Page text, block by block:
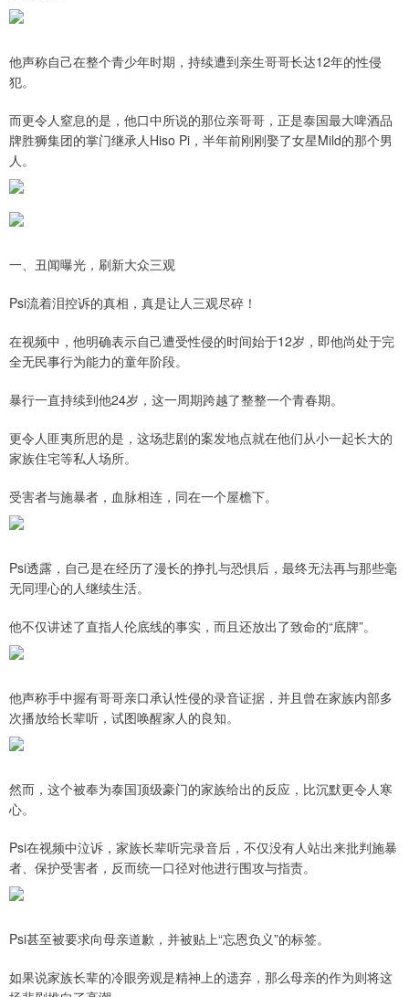
他声称自己在整个青少年时期，持续遭到亲生哥哥长达12年的性侵
犯。
而更令人窒息的是，他口中所说的那位亲哥哥，正是泰国最大啤酒品
牌胜狮集团的掌门继承人Hiso Pi，半年前刚刚娶了女星Mild的那个男
人。
一、丑闻曝光，刷新大众三观
Psi流着泪控诉的真相，真是让人三观尽碎！
在视频中，他明确表示自己遭受性侵的时间始于12岁，即他尚处于完
全无民事行为能力的童年阶段。
暴行一直持续到他24岁，这一周期跨越了整整一个青春期。
更令人匪夷所思的是，这场悲剧的案发地点就在他们从小一起长大的
家族住宅等私人场所。
受害者与施暴者，血脉相连，同在一个屋檐下。
Psi透露，自己是在经历了漫长的挣扎与恐惧后，最终无法再与那些毫
无同理心的人继续生活。
他不仅讲述了直指人伦底线的事实，而且还放出了致命的“底牌”。
他声称手中握有哥哥亲口承认性侵的录音证据，并且曾在家族内部多
次播放给长辈听，试图唤醒家人的良知。
然而，这个被奉为泰国顶级豪门的家族给出的反应，比沉默更令人寒
心。
Psi在视频中泣诉，家族长辈听完录音后，不仅没有人站出来批判施暴
者、保护受害者，反而统一口径对他进行围攻与指责。
Psi甚至被要求向母亲道歉，并被贴上“忘恩负义”的标签。
如果说家族长辈的冷眼旁观是精神上的遗弃，那么母亲的作为则将这